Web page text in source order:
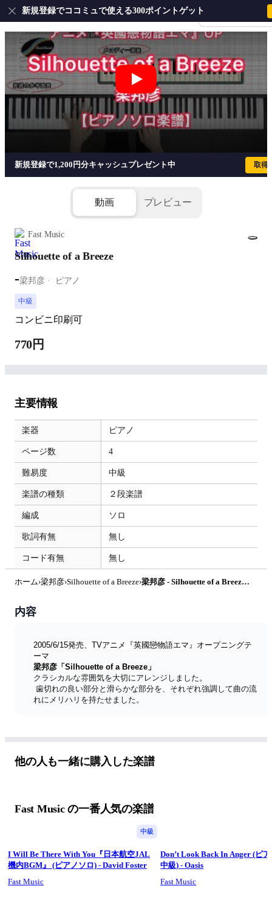
会員登録・ログイ
新規登録でココミュで使える300ポイントゲット
Silhouette of a Breeze - 梁邦彦
新規登録で1,200円分キャッシュプレゼント中 取得
動画 プレビュー
Fast Music
Silhouette of a Breeze
-梁邦彦 ピアノ
中級
コンビニ印刷可
770円
主要情報
楽器 ピアノ
ページ数 4
難易度 中級
楽譜の種類 ２段楽譜
編成 ソロ
歌詞有無 無し
コード有無 無し
ホーム›梁邦彦›Silhouette of a Breeze› 梁邦彦 - Silhouette of a Breeze by Fast Music
内容
2005/6/15発売、TVアニメ『英國戀物語エマ』オープニングテ
ーマ
梁邦彦「 Silhouette of a Breeze 」
クラシカルな雰囲気を大切にアレンジしました。
れにメリハリを持たせました。
他の人も一緒に購入した楽譜
Fast Music の一番人気の楽譜
中級
I Will Be There With You『日本航空JAL
機内BGM』 (ピアノソロ) - David Foster
Fast Music
Don’t Look Back In Anger (ピ
中級) - Oasis
Fast Music